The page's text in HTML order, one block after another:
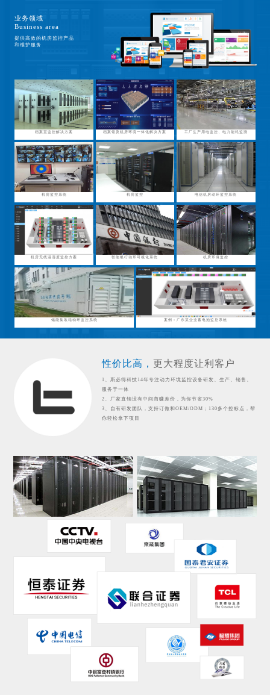
业务领域
Business area
提供高效的机房监控产品
和维护服务
档案室监控解决方案 档案馆及机房环境一体化解决方案 工厂生产用电监控、电力能耗监测
机房监控系统 机房监控 电信机房动环监控系统
机房无线温湿度监控方案 智能银行动环可视化系统 机房环境监控
储能集装箱动环监控系统 案例：广东某企业蓄电池监控系统
性价比高， 更大程度让利客户
1、斯必得科技14年专注动力环境监控设备研发、生产、销售、
服务于一体
2、厂家直销没有中间商赚差价，为你节省30%
3、自有研发团队，支持订做和OEM/ODM；130多个控标点，帮
你轻松拿下项目